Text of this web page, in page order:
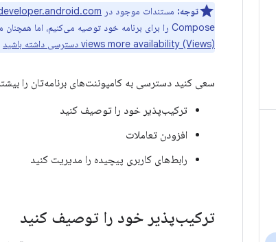
توجه: مستندات موجود در
Compose را برای برنامه خود توصیه می‌کنیم، اما همچنان می‌توانید به اطلاعات خاص Views برای مفاهیم موجود در این صفحه در
views more availability (Views) دسترسی داشته باشید
سعی کنید دسترسی به کامپوننت‌های برنامه‌تان را
ترکیب‌پذیر خود را توصیف کنید
افزودن تعاملات
رابط‌های کاربری پیچیده را مدیریت کنید
ترکیب‌پذیر خود را توصیف کنید